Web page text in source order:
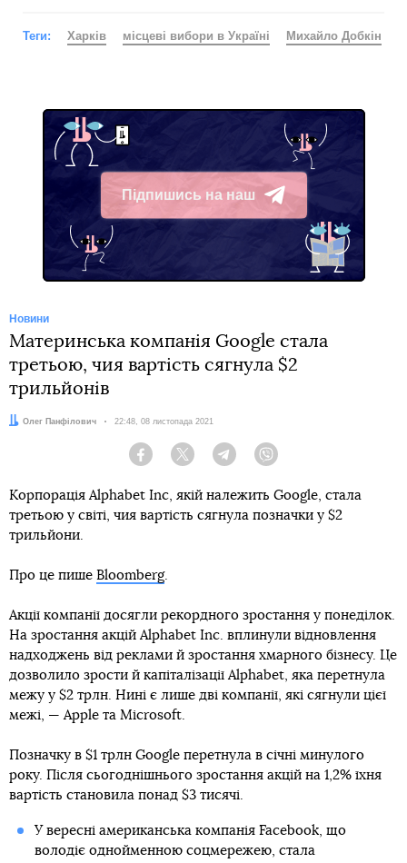
Теги: Харків місцеві вибори в Україні Михайло Добкін
Підпишись на наш
Telegram
Новини
Материнська компанія Google стала
третьою, чия вартість сягнула $2
трильйонів
Автор:
Олег Панфілович Дата:
22:48, 08 листопада 2021
Facebook Twitter Telegram
Корпорація Alphabet Inc, якій належить Google, стала
третьою у світі, чия вартість сягнула позначки у $2
трильйони.
Про це пише Bloomberg.
Акції компанії досягли рекордного зростання у понеділок.
На зростання акцій Alphabet Inc. вплинули відновлення
надходжень від реклами й зростання хмарного бізнесу. Це
дозволило зрости й капіталізації Alphabet, яка перетнула
межу у $2 трлн. Нині є лише дві компанії, які сягнули цієї
межі, — Apple та Microsoft.
Позначку в $1 трлн Google перетнула в січні минулого
року. Після сьогоднішнього зростання акцій на 1,2% їхня
вартість становила понад $3 тисячі.
У вересні американська компанія Facebook, що
володіє однойменною соцмережею, стала